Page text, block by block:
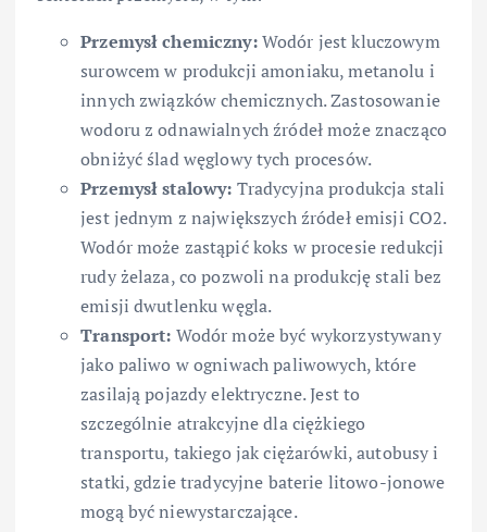
Przemysł chemiczny:Wodór jest kluczowym
surowcem w produkcji amoniaku, metanolu i
innych związków chemicznych. Zastosowanie
wodoru z odnawialnych źródeł może znacząco
obniżyć ślad węglowy tych procesów.
Przemysł stalowy: Tradycyjna produkcja stali
jest jednym z największych źródeł emisji CO2.
Wodór może zastąpić koks w procesie redukcji
rudy żelaza, co pozwoli na produkcję stali bez
emisji dwutlenku węgla.
Transport: Wodór może być wykorzystywany
jako paliwo w ogniwach paliwowych, które
zasilają pojazdy elektryczne. Jest to
szczególnie atrakcyjne dla ciężkiego
transportu, takiego jak ciężarówki, autobusy i
statki, gdzie tradycyjne baterie litowo-jonowe
mogą być niewystarczające.